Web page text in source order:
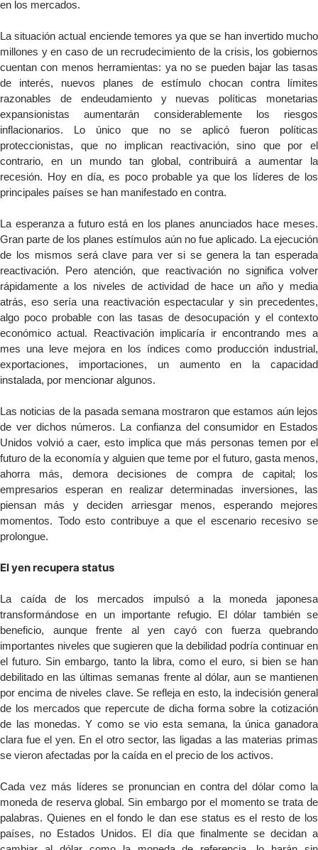
en los mercados.
La situación actual enciende temores ya que se han invertido mucho
millones y en caso de un recrudecimiento de la crisis, los gobiernos
cuentan con menos herramientas: ya no se pueden bajar las tasas
de interés, nuevos planes de estímulo chocan contra límites
razonables de endeudamiento y nuevas políticas monetarias
expansionistas aumentarán considerablemente los riesgos
inflacionarios. Lo único que no se aplicó fueron políticas
proteccionistas, que no implican reactivación, sino que por el
contrario, en un mundo tan global, contribuirá a aumentar la
recesión. Hoy en día, es poco probable ya que los líderes de los
principales países se han manifestado en contra.
La esperanza a futuro está en los planes anunciados hace meses.
Gran parte de los planes estímulos aún no fue aplicado. La ejecución
de los mismos será clave para ver si se genera la tan esperada
reactivación. Pero atención, que reactivación no significa volver
rápidamente a los niveles de actividad de hace un año y media
atrás, eso sería una reactivación espectacular y sin precedentes,
algo poco probable con las tasas de desocupación y el contexto
económico actual. Reactivación implicaría ir encontrando mes a
mes una leve mejora en los índices como producción industrial,
exportaciones, importaciones, un aumento en la capacidad
instalada, por mencionar algunos.
Las noticias de la pasada semana mostraron que estamos aún lejos
de ver dichos números. La confianza del consumidor en Estados
Unidos volvió a caer, esto implica que más personas temen por el
futuro de la economía y alguien que teme por el futuro, gasta menos,
ahorra más, demora decisiones de compra de capital; los
empresarios esperan en realizar determinadas inversiones, las
piensan más y deciden arriesgar menos, esperando mejores
momentos. Todo esto contribuye a que el escenario recesivo se
prolongue.
El yen recupera status
La caída de los mercados impulsó a la moneda japonesa
transformándose en un importante refugio. El dólar también se
beneficio, aunque frente al yen cayó con fuerza quebrando
importantes niveles que sugieren que la debilidad podría continuar en
el futuro. Sin embargo, tanto la libra, como el euro, si bien se han
debilitado en las últimas semanas frente al dólar, aun se mantienen
por encima de niveles clave. Se refleja en esto, la indecisión general
de los mercados que repercute de dicha forma sobre la cotización
de las monedas. Y como se vio esta semana, la única ganadora
clara fue el yen. En el otro sector, las ligadas a las materias primas
se vieron afectadas por la caída en el precio de los activos.
Cada vez más líderes se pronuncian en contra del dólar como la
moneda de reserva global. Sin embargo por el momento se trata de
palabras. Quienes en el fondo le dan ese status es el resto de los
países, no Estados Unidos. El día que finalmente se decidan a